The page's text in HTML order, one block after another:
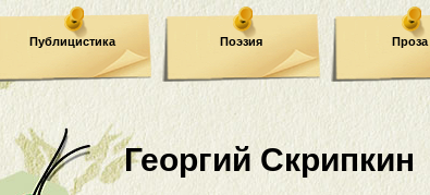
Георгий Скрипкин
Публицистика Поэзия Проза